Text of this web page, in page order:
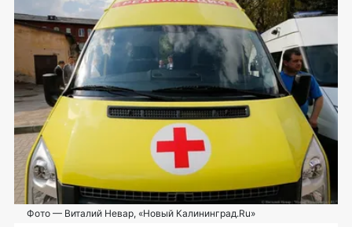
Фото — Виталий Невар, «Новый Калининград.Ru»